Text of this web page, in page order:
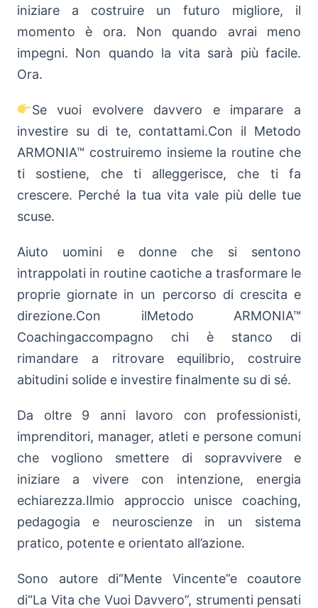
iniziare a costruire un futuro migliore, il
momento è ora. Non quando avrai meno
impegni. Non quando la vita sarà più facile.
Ora.
Se vuoi evolvere davvero e imparare a
investire su di te, contattami.Con il Metodo
ARMONIA™ costruiremo insieme la routine che
ti sostiene, che ti alleggerisce, che ti fa
crescere. Perché la tua vita vale più delle tue
scuse.
Aiuto uomini e donne che si sentono
intrappolati in routine caotiche a trasformare le
proprie giornate in un percorso di crescita e
direzione.Con ilMetodo ARMONIA™
Coachingaccompagno chi è stanco di
rimandare a ritrovare equilibrio, costruire
abitudini solide e investire finalmente su di sé.
Da oltre 9 anni lavoro con professionisti,
imprenditori, manager, atleti e persone comuni
che vogliono smettere di sopravvivere e
iniziare a vivere con intenzione, energia
echiarezza.Ilmio approccio unisce coaching,
pedagogia e neuroscienze in un sistema
pratico, potente e orientato all’azione.
Sono autore di“Mente Vincente”e coautore
di“La Vita che Vuoi Davvero”, strumenti pensati